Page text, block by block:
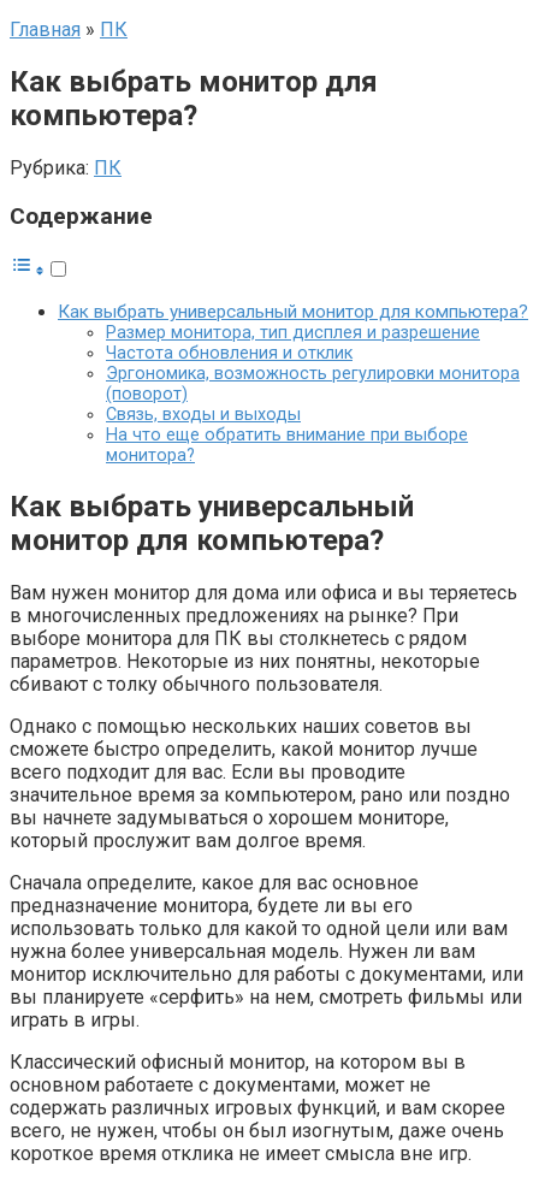
Главная » ПК
Как выбрать монитор для
компьютера?
Рубрика: ПК
Содержание
Как выбрать универсальный монитор для компьютера?
Размер монитора, тип дисплея и разрешение
Частота обновления и отклик
Эргономика, возможность регулировки монитора
(поворот)
Связь, входы и выходы
На что еще обратить внимание при выборе
монитора?
Как выбрать универсальный
монитор для компьютера?
Вам нужен монитор для дома или офиса и вы теряетесь
в многочисленных предложениях на рынке? При
выборе монитора для ПК вы столкнетесь с рядом
параметров. Некоторые из них понятны, некоторые
сбивают с толку обычного пользователя.
Однако с помощью нескольких наших советов вы
сможете быстро определить, какой монитор лучше
всего подходит для вас. Если вы проводите
значительное время за компьютером, рано или поздно
вы начнете задумываться о хорошем мониторе,
который прослужит вам долгое время.
Сначала определите, какое для вас основное
предназначение монитора, будете ли вы его
использовать только для какой то одной цели или вам
нужна более универсальная модель. Нужен ли вам
монитор исключительно для работы с документами, или
вы планируете «серфить» на нем, смотреть фильмы или
играть в игры.
Классический офисный монитор, на котором вы в
основном работаете с документами, может не
содержать различных игровых функций, и вам скорее
всего, не нужен, чтобы он был изогнутым, даже очень
короткое время отклика не имеет смысла вне игр.